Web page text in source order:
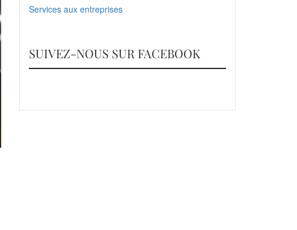
Services aux entreprises
SUIVEZ-NOUS SUR FACEBOOK